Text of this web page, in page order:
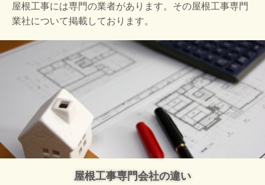
屋根工事には専門の業者があります。その屋根工事専門
業社について掲載しております。
屋根工事専門会社の違い